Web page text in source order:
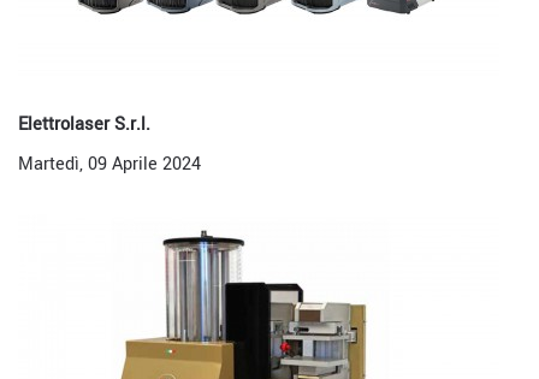
Elettrolaser S.r.l.
Martedì, 09 Aprile 2024